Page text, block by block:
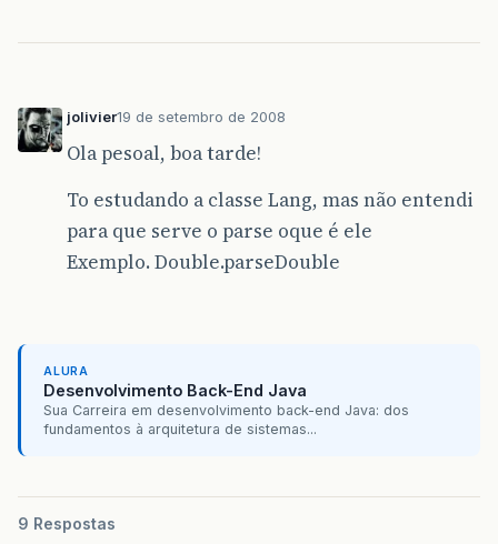
jolivier19 de setembro de 2008
Ola pesoal, boa tarde!
To estudando a classe Lang, mas não entendi
para que serve o parse oque é ele
Exemplo. Double.parseDouble
ALURA
Desenvolvimento Back-End Java
Sua Carreira em desenvolvimento back-end Java: dos
fundamentos à arquitetura de sistemas...
9 Respostas